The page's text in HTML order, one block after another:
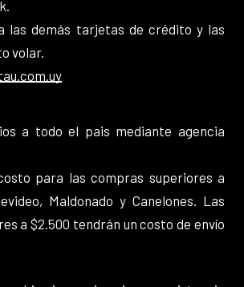
las demás tarjetas de crédito y las
volar.
a todo el pais mediante agencia
para las compras superiores a
Maldonado y Canelones. Las
a $2.500 tendrán un costo de envío